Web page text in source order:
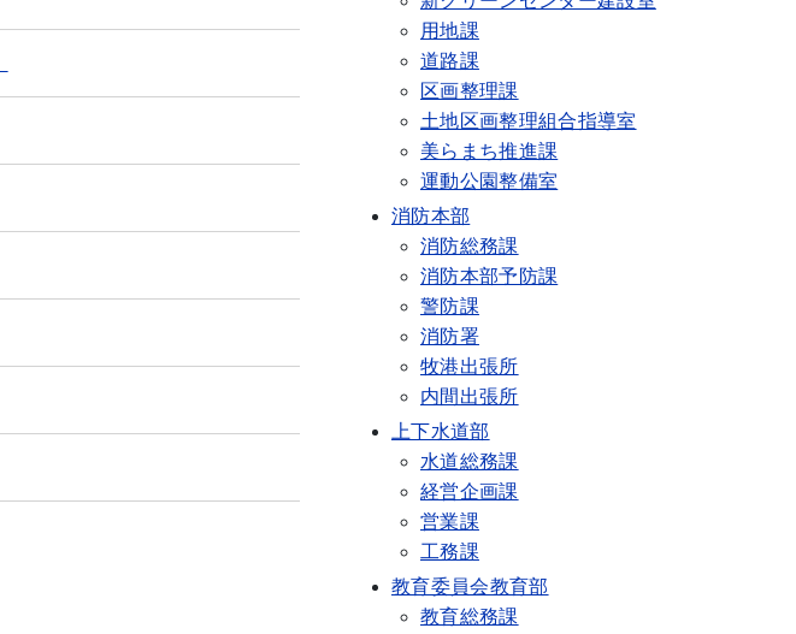
用地課
道路課
区画整理課
土地区画整理組合指導室
美らまち推進課
運動公園整備室
消防本部
消防総務課
消防本部予防課
警防課
消防署
牧港出張所
内間出張所
上下水道部
水道総務課
経営企画課
営業課
工務課
教育委員会教育部
教育総務課